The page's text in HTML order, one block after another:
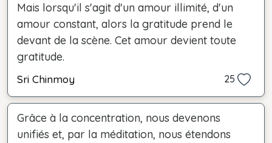
Mais lorsqu'il s'agit d'un amour illimité, d'un
amour constant, alors la gratitude prend le
devant de la scène. Cet amour devient toute
gratitude.
Sri Chinmoy 25
Grâce à la concentration, nous devenons
unifiés et, par la méditation, nous étendons